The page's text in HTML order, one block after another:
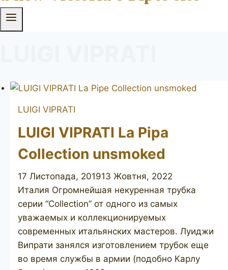
LUIGI VIPRATI
LUIGI VIPRATI La Pipa
Collection unsmoked
17 Листопада, 201913 Жовтня, 2022
Италия Огромнейшая некуренная трубка
серии “Collection” от одного из самых
уважаемых и коллекционируемых
современных итальянских мастеров. Луиджи
Випрати занялся изготовлением трубок еще
во время службы в армии (подобно Карлу